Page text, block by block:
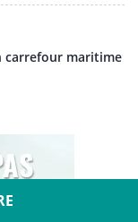
carrefour maritime